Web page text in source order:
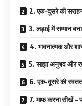
2. एक-दूसरे की
3. लड़ाई में सम्मान
4. भावनात्मक और
5. साझा अनुभव और
6. एक-दूसरे की
7. माफ करना सीखें